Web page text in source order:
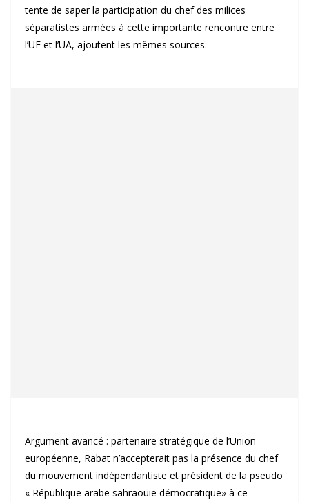
tente de saper la participation du chef des milices
séparatistes armées à cette importante rencontre entre
l’UE et l’UA, ajoutent les mêmes sources.
Argument avancé : partenaire stratégique de l’Union
européenne, Rabat n’accepterait pas la présence du chef
du mouvement indépendantiste et président de la pseudo
« République arabe sahraouie démocratique» à ce